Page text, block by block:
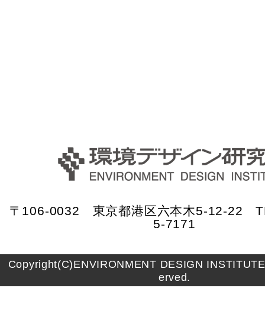
〒106-0032 東京都港区六本木5-12-22
5-7171
Copyright(C)ENVIRONMENT DESIGN
erved.